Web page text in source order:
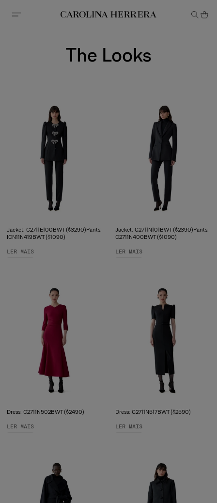
Declaração de acessibilidade
The Looks
Jacket: C2711E100BWT ($3290)Pants:
ICN11N419BWT ($1090)
LER MAIS
Jacket: C2711N101BWT ($2390)Pants:
C2711N400BWT ($1090)
LER MAIS
Dress: C2711N502BWT ($2490)
LER MAIS
Dress: C2711N517BWT ($2590)
LER MAIS